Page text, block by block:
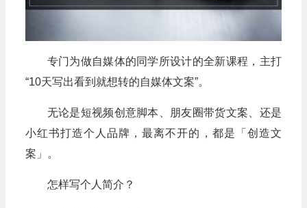
专门为做自媒体的同学所设计的全新课程，主打
“10天写出看到就想转的自媒体文案”。
无论是短视频创意脚本、朋友圈带货文案、还是
小红书打造个人品牌，最离不开的，都是「创造文
案」。
怎样写个人简介？